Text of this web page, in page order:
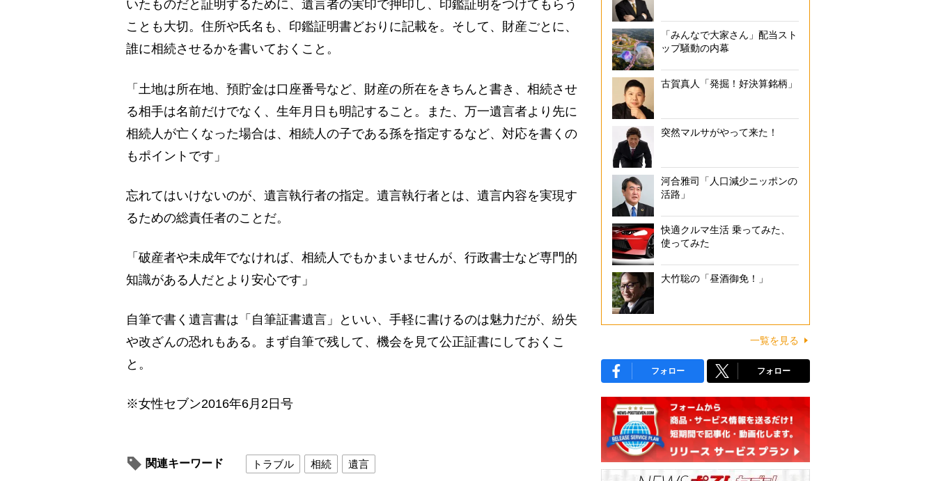
いたものだと証明するために、遺言者の実印で押印し、印鑑証明をつけてもらう
ことも大切。住所や氏名も、印鑑証明書どおりに記載を。そして、財産ごとに、
誰に相続させるかを書いておくこと。
「土地は所在地、預貯金は口座番号など、財産の所在をきちんと書き、相続させ
る相手は名前だけでなく、生年月日も明記すること。また、万一遺言者より先に
相続人が亡くなった場合は、相続人の子である孫を指定するなど、対応を書くの
もポイントです」
忘れてはいけないのが、遺言執行者の指定。遺言執行者とは、遺言内容を実現す
るための総責任者のことだ。
「破産者や未成年でなければ、相続人でもかまいませんが、行政書士など専門的
知識がある人だとより安心です」
自筆で書く遺言書は「自筆証書遺言」といい、手軽に書けるのは魅力だが、紛失
や改ざんの恐れもある。まず自筆で残して、機会を見て公正証書にしておくこ
と。
※女性セブン2016年6月2日号
関連キーワード トラブル 相続 遺言
「みんなで大家さん」配当スト
ップ騒動の内幕
古賀真人「発掘！好決算銘柄」
突然マルサがやって来た！
河合雅司「人口減少ニッポンの
活路」
快適クルマ生活 乗ってみた、
使ってみた
大竹聡の「昼酒御免！」
一覧を見る
フォロー フォロー